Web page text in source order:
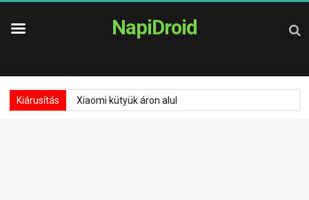
NapiDroid
Kiárusítás Xiaomi kütyük áron alul